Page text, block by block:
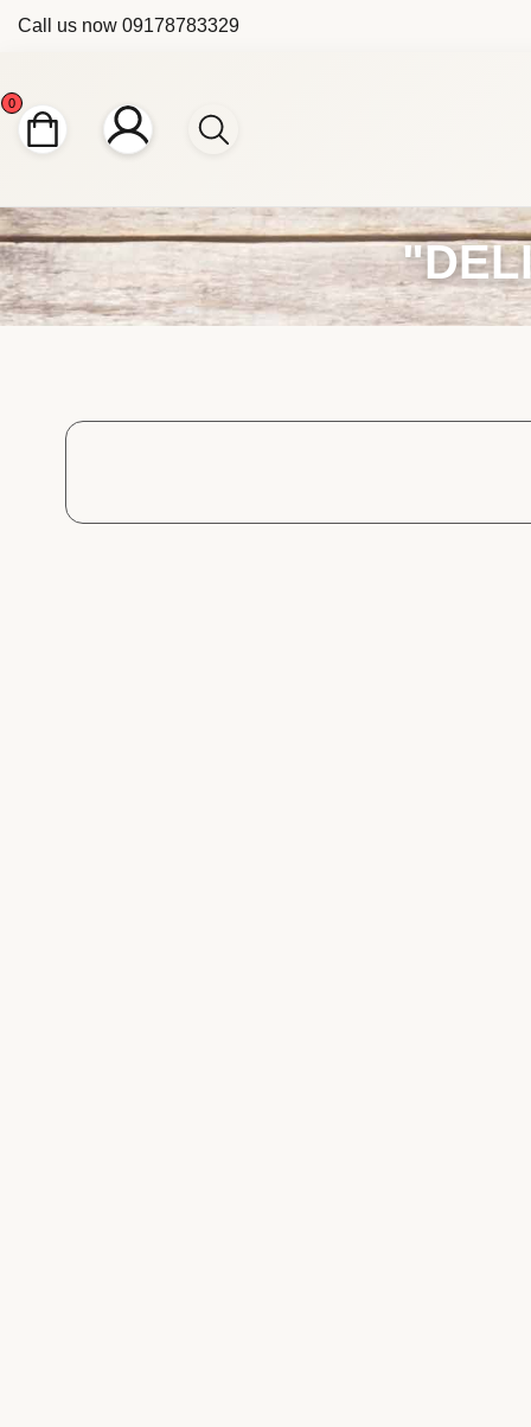
Call us now 09178783329
0